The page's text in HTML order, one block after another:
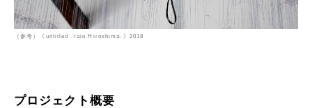
（参考）《untitled -rain Hiroshima-》2018
プロジェクト概要